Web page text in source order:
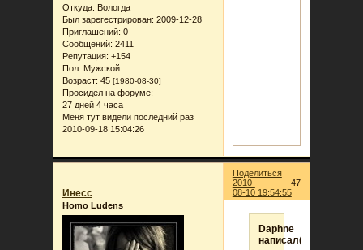
Откуда: Вологда
Был зарегестрирован: 2009-12-28
Приглашений: 0
Сообщений: 2411
Репутация: +154
Пол: Мужской
Возраст: 45 [1980-08-30]
Просидел на форуме:
27 дней 4 часа
Меня тут видели последний раз
2010-09-18 15:04:26
Поделиться
47
2010-
08-10 19:54:55
Инеcc
Homo Ludens
Daphne
написал(а):